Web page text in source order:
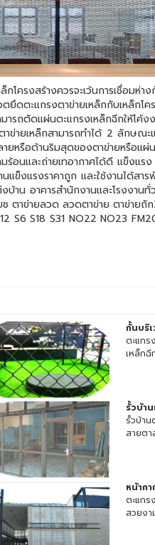
ร้างควรจะเว้นการเชื่อมห่างกั
ดตะแกรงตาข่ายเหล็กกับเหล็ก
ดแผ่นตะแกรงเหล็กฉีกให้โค้ง
ายเหล็กสามารถทำได้ 2 ลักษณ
รือด้านริมสุดของตาข่ายหรือแผ่
อนและถ่ายเทอากาศได้ดี แข็งแร
ข็งแรงราคาถูก และใช้งานได้ส
น อาคารสำนักงานและโรงงาน
ตาข่ายลวด ลวดตาข่าย ตาข่ายถั
S6 S18 S31 NO22 NO23
กั้นบริ
ตะแกร
เหล็กฉี
รั้วบ้า
รั้วบ้า
สายตา
หน้าก
ตะแก
สวยงา